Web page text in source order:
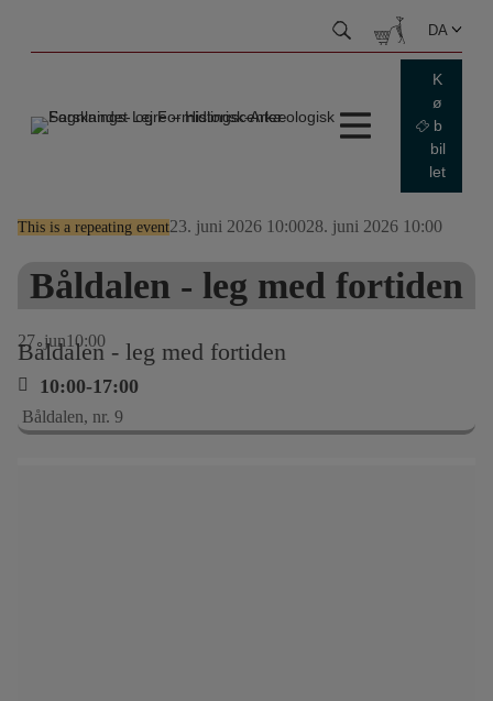
DA
K
ø
b
bil
let
This is a repeating event23. juni 2026 10:0028. juni 2026 10:00
Båldalen - leg med fortiden
27 jun10:00
Båldalen - leg med fortiden
10:00-17:00
Båldalen, nr. 9